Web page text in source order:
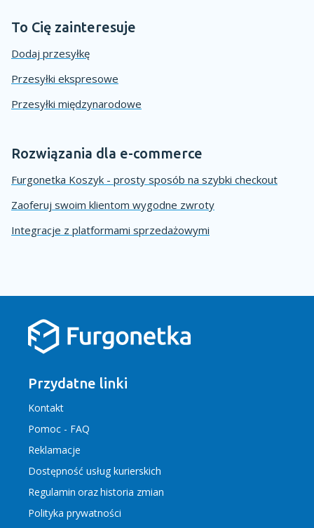
To Cię zainteresuje
Dodaj przesyłkę
Przesyłki ekspresowe
Przesyłki międzynarodowe
Rozwiązania dla e-commerce
Furgonetka Koszyk - prosty sposób na szybki checkout
Zaoferuj swoim klientom wygodne zwroty
Integracje z platformami sprzedażowymi
Przydatne linki
Kontakt
Pomoc - FAQ
Reklamacje
Dostępność usług kurierskich
Regulamin orazhistoria zmian
Polityka prywatności